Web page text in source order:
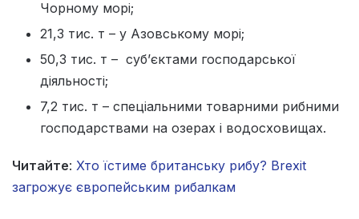
Чорному морі;
21,3 тис. т – у Азовському морі;
50,3 тис. т – суб’єктами господарської
діяльності;
7,2 тис. т – спеціальними товарними рибними
господарствами на озерах і водосховищах.
Читайте: Хто їстиме британську рибу? Brexit
загрожує європейським рибалкам